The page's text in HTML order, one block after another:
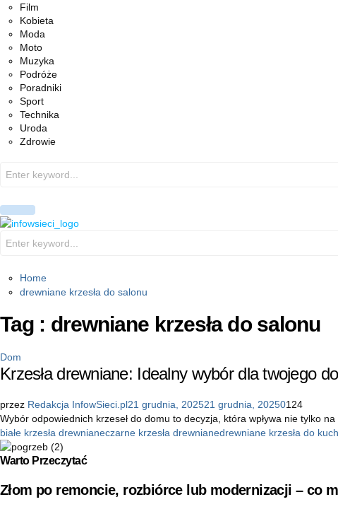
Film
Kobieta
Moda
Moto
Muzyka
Podróże
Poradniki
Sport
Technika
Uroda
Zdrowie
for:
PRIMARY
for:
Home
drewniane krzesła do salonu
Tag : drewniane krzesła do salonu
Dom
Krzesła drewniane: Idealny wybór dla twojego
przez Redakcja InfowSieci.pl21 grudnia, 202521 grudnia, 20250124
Wybór odpowiednich krzeseł do domu to decyzja, która wpływa nie tylko
białe krzesła drewnianeczarne krzesła drewnianedrewniane krzesła do
Warto Przeczytać
Złom po remoncie, rozbiórce lub modernizacji – co